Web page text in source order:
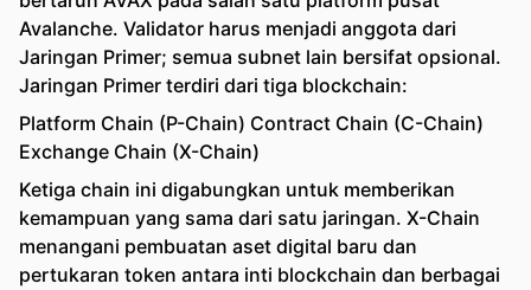
Avalanche. Validator harus menjadi anggota dari
Jaringan Primer; semua subnet lain bersifat opsional.
Jaringan Primer terdiri dari tiga blockchain:
Platform Chain (P-Chain) Contract Chain (C-Chain)
Exchange Chain (X-Chain)
Ketiga chain ini digabungkan untuk memberikan
kemampuan yang sama dari satu jaringan. X-Chain
menangani pembuatan aset digital baru dan
pertukaran token antara inti blockchain dan berbagai